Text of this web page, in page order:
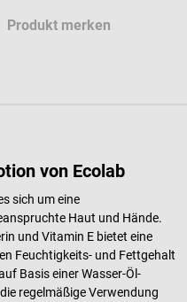
Produkt merken
von Ecolab
sich um eine
Haut und Hände.
und Vitamin E bietet eine
Feuchtigkeits- und Fettgehalt
Basis einer Wasser-Öl-
regelmäßige Verwendung